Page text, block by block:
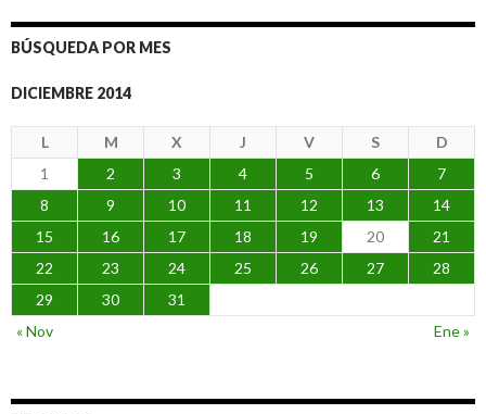
BÚSQUEDA POR MES
DICIEMBRE 2014
L M X J V S
D
1
2 3 4 5 6
7
8
9 10 11 12 13
14
15
16 17 18 19 20
21
22
23 24 25 26 27
28
29
30
31
« Nov
Ene »